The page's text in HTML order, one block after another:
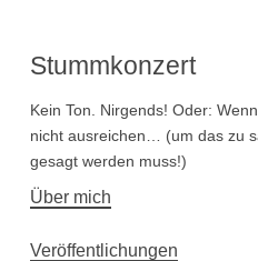
Stummkonzert
Kein Ton. Nirgends! Oder:
nicht ausreichen… (um das zu
gesagt werden muss!)
Über mich
Veröffentlichungen